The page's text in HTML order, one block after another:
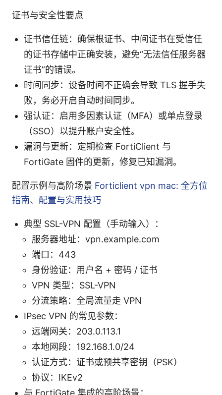
证书与安全性要点
证书信任链：确保根证书、中间证书在受信任
的证书存储中正确安装，避免“无法信任服务器
证书”的错误。
时间同步：设备时间不正确会导致 TLS 握手失
败，务必开启自动时间同步。
强认证：启用多因素认证（MFA）或单点登录
（SSO）以提升账户安全性。
漏洞与更新：定期检查 FortiClient 与
FortiGate 固件的更新，修复已知漏洞。
配置示例与高阶场景 Forticlient vpn mac: 全方位
指南、配置与实用技巧
典型 SSL-VPN 配置（手动输入）：
服务器地址：vpn.example.com
端口：443
身份验证：用户名 + 密码 / 证书
VPN 类型：SSL-VPN
分流策略：全局流量走 VPN
IPsec VPN 的常见参数：
远端网关：203.0.113.1
本地网段：192.168.1.0/24
认证方式：证书或预共享密钥（PSK）
协议：IKEv2
与 FortiGate 集成的高阶场景：